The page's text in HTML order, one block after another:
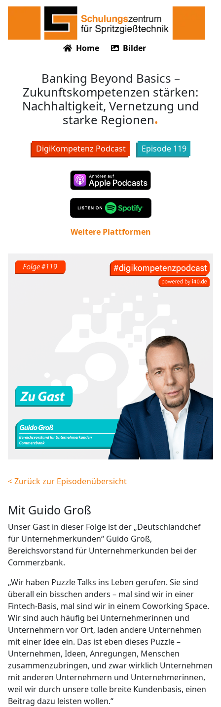
Home Bilder
Banking Beyond Basics –
Zukunftskompetenzen stärken:
Nachhaltigkeit, Vernetzung und
starke Regionen
DigiKompetenz Podcast Episode 119
Weitere Plattformen
< Zurück zur Episodenübersicht
mit Guido Groß
Unser Gast in dieser Folge ist der „Deutschlandchef
für Unternehmerkunden“ Guido Groß,
Bereichsvorstand für Unternehmerkunden bei der
Commerzbank.
„Wir haben Puzzle Talks ins Leben gerufen. Sie sind
überall ein bisschen anders – mal sind wir in einer
Fintech-Basis, mal sind wir in einem Coworking Space.
Wir sind auch häufig bei Unternehmerinnen und
Unternehmern vor Ort, laden andere Unternehmen
mit einer Idee ein. Das ist eben dieses Puzzle –
Unternehmen, Ideen, Anregungen, Menschen
zusammenzubringen, und zwar wirklich Unternehmen
mit anderen Unternehmern und Unternehmerinnen,
weil wir durch unsere tolle breite Kundenbasis, einen
Beitrag dazu leisten wollen.“